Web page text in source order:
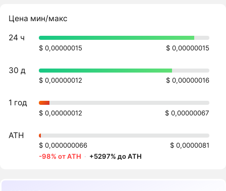
Цена мин/макс
24 ч
$ 0,00000015 $ 0,00000015
30 д
$ 0,00000012 $ 0,00000016
1 год
$ 0,00000012 $ 0,00000067
ATH
$ 0,000000066
$ 0,0000081
-98% от ATH · +5297% до ATH